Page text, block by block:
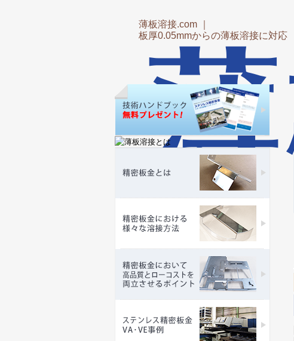
薄板溶接.com ｜
板厚0.05mmからの薄板溶接に対応
Prodyced by (株)マツダ